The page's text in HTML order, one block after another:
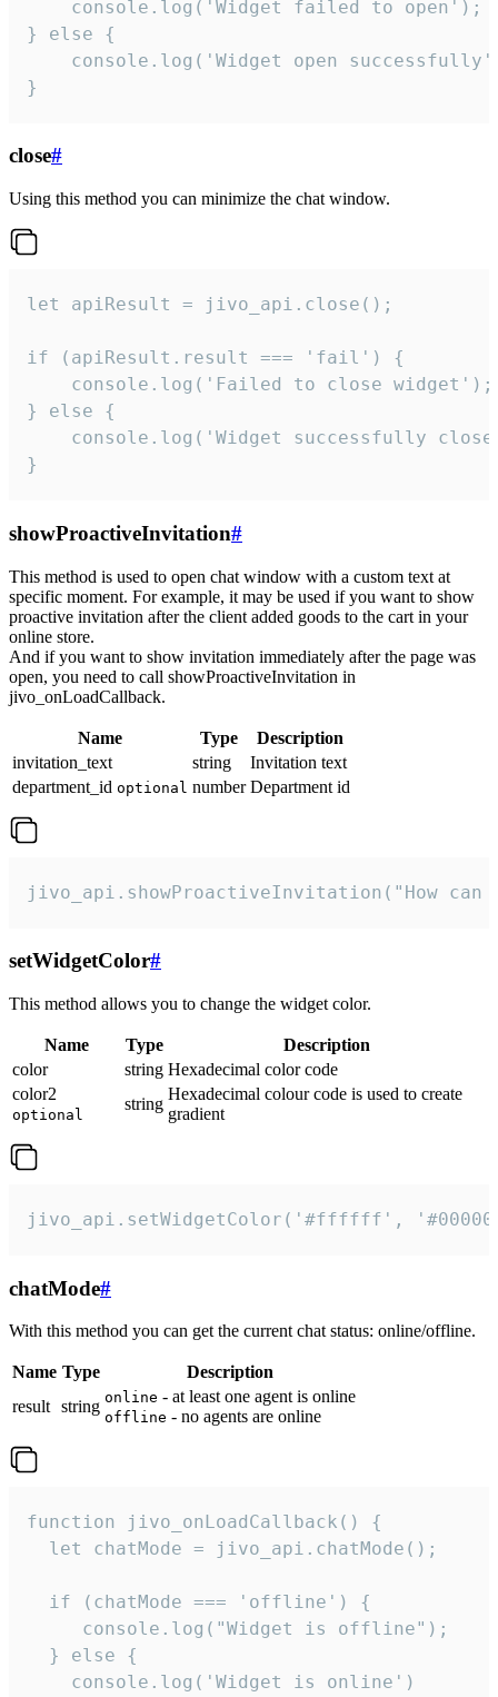
    console.log('Widget failed to open');
} else {
console.log('Widget open
}
close#
Using this method you can minimize the chat window.
let apiResult = jivo_api.close();
if (apiResult.result === 'fail') {
    console.log('Failed to close widget');
} else {
console.log('Widget successfully
}
showProactiveInvitation#
This method is used to open chat window with a custom text at
specific moment. For example, it may be used if you want to show
proactive invitation after the client added goods to the cart in your
online store.
And if you want to show invitation immediately after the page was
open, you need to call showProactiveInvitation in
jivo_onLoadCallback.
Name Type
Description
invitation_text
string
Invitation text
department_id optional number Department id
jivo_api.showProactiveInvitation("How
setWidgetColor#
This method allows you to change the widget color.
Name Type
Description
color
string Hexadecimal color code
color2
optional
string
Hexadecimal colour code is used to create
gradient
jivo_api.setWidgetColor('#ffffff',
chatMode#
With this method you can get the current chat status: online/offline.
Name Type
Description
result string online - at least one agent is online
offline - no agents are online
function jivo_onLoadCallback() {
  let chatMode = jivo_api.chatMode();
  if (chatMode === 'offline') {
     console.log("Widget is offline");
  } else {
    console.log('Widget is online')